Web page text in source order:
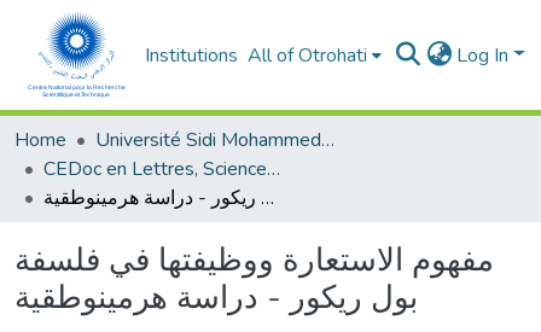
Institutions All of Otrohati Log In
Home
Université Sidi Mohammed Ben Abdellah - Fès
CEDoc en Lettres, Sciences Humaines, Arts et Sciences de l’Education (CED - LSHASE)
مفهوم الاستعارة ووظيفتها في فلسفة بول ريكور - دراسة هرمينوطقية
مفهوم الاستعارة ووظيفتها في فلسفة
بول ريكور - دراسة هرمينوطقية